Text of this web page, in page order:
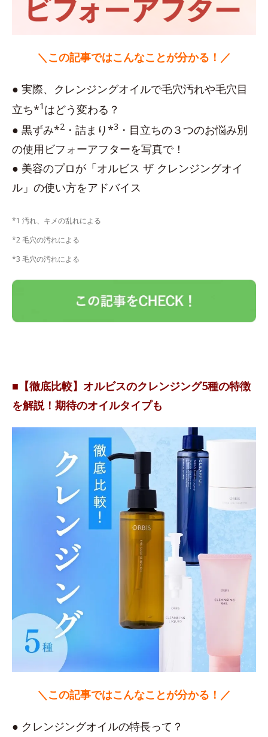
＼この記事ではこんなことが分かる！／
● 実際、クレンジングオイルで毛穴汚れや毛穴目
立ち*1 はどう変わる？
● 黒ずみ*2 ・詰まり*3 ・目立ちの３つのお悩み別
の使用ビフォーアフターを写真で！
● 美容のプロが「オルビス ザ クレンジングオイ
ル」の使い方をアドバイス
*1 汚れ、キメの乱れによる
*2 毛穴の汚れによる
*3 毛穴の汚れによる
■【徹底比較】オルビスのクレンジング5種の特徴
を解説！期待のオイルタイプも
＼この記事ではこんなことが分かる！／
● クレンジングオイルの特長って？